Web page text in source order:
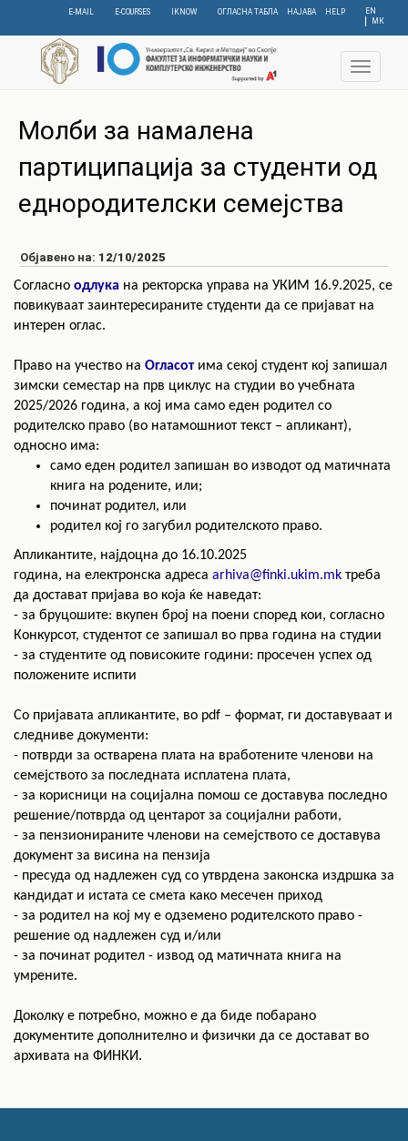
content
EN
МК
E-MAIL E-COURSES IKNOW ОГЛАСНА ТАБЛА НАЈАВА HELP
Toggle
Молби за намалена
партиципација за студенти од
еднородителски семејства
Објавено на: 12/10/2025
Согласно одлука на ректорска управа на УКИМ 16.9.2025, се
повикуваат заинтересираните студенти да се пријават на
интерен оглас.
Право на учество на Огласотима секој студент кој запишал
зимски семестар на прв циклус на студии во учебната
2025/2026 година, а кој има само еден родител со
родителско право (во натамошниот текст – апликант),
односно има:
само еден родител запишан во изводот од матичната
книга на родените, или;
починат родител, или
родител кој го загубил родителското право.
Апликантите, најдоцна до 16.10.2025
година, на електронска адреса arhiva@finki.ukim.mk треба
да достават пријава во која ќе наведат:
- за бруцошите: вкупен број на поени според кои, согласно
Конкурсот, студентот се запишал во прва година на студии
- за студентите од повисоките години: просечен успех од
положените испити
Со пријавата апликантите, во pdf – формат, ги доставуваат и
следниве документи:
- потврди за остварена плата на вработените членови на
семејството за последната исплатена плата,
- за корисници на социјална помош се доставува последно
решение/потврда од центарот за социјални работи,
- за пензионираните членови на семејството се доставува
документ за висина на пензија
- пресуда од надлежен суд со утврдена законска издршка за
кандидат и истата се смета како месечен приход
- за родител на кој му е одземено родителското право -
решение од надлежен суд и/или
- за починат родител - извод од матичната книга на
умрените.
Доколку е потребно, можно е да биде побарано
документите дополнително и физички да се достават во
архивата на ФИНКИ.